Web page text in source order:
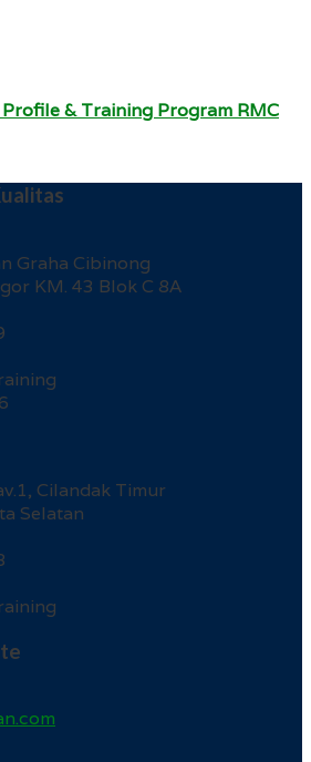
& Training Program RMC
Graha Cibinong
KM. 43 Blok C 8A
Cilandak Timur
Selatan